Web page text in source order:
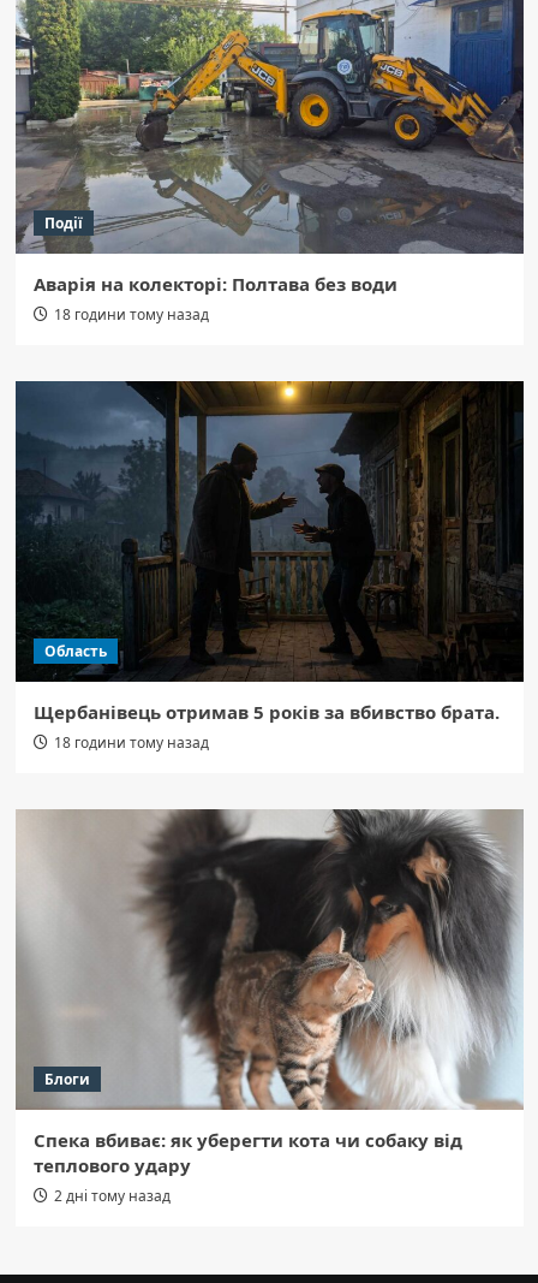
Події
Аварія на колекторі: Полтава без води
18 години тому назад
Область
Щербанівець отримав 5 років за вбивство брата.
18 години тому назад
Блоги
Спека вбиває: як уберегти кота чи собаку від
теплового удару
2 дні тому назад